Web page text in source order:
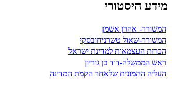
מידע היסטורי
המשורר- אהרן אשמן
המשורר-שאול טשרניחובסקי
הכרזת העצמאות למדינת ישראל
ראש הממשלה-דוד בן גוריון
העליה ההמונית שלאחר הקמת המדינה